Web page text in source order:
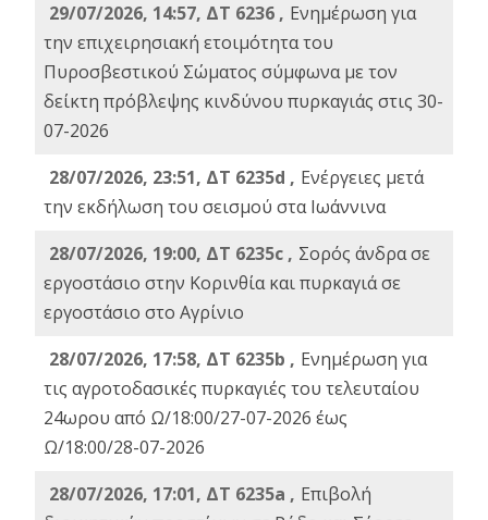
29/07/2026, 14:57, ΔΤ 6236 , Ενημέρωση για
την επιχειρησιακή ετοιμότητα του
Πυροσβεστικού Σώματος σύμφωνα με τον
δείκτη πρόβλεψης κινδύνου πυρκαγιάς στις 30-
07-2026
28/07/2026, 23:51, ΔΤ 6235d , Ενέργειες μετά
την εκδήλωση του σεισμού στα Ιωάννινα
28/07/2026, 19:00, ΔΤ 6235c , Σορός άνδρα σε
εργοστάσιο στην Κορινθία και πυρκαγιά σε
εργοστάσιο στο Αγρίνιο
28/07/2026, 17:58, ΔΤ 6235b , Ενημέρωση για
τις αγροτοδασικές πυρκαγιές του τελευταίου
24ωρου από Ω/18:00/27-07-2026 έως
Ω/18:00/28-07-2026
28/07/2026, 17:01, ΔΤ 6235a , Eπιβολή